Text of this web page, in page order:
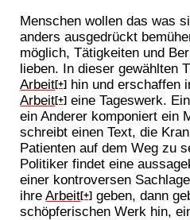
Menschen wollen das was
anders ausgedrückt
möglich, Tätigkeiten und
lieben. In dieser gewählten
Arbeit[+] hin und erschaffen
Arbeit[+] eine Tageswerk.
ein Anderer komponiert ein
schreibt einen Text, die
Patienten auf dem Weg zu
Politiker findet eine
einer kontroversen
ihreArbeit[+] geben, dann
schöpferischen Werk hin,